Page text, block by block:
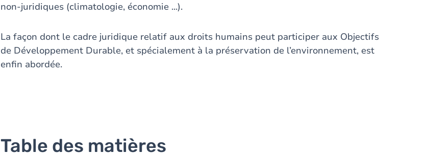
non-juridiques (climatologie, économie ...).
La façon dont le cadre juridique relatif aux droits humains peut participer aux Objectifs
de Développement Durable, et spécialement à la préservation de l’environnement, est
enfin abordée.
Table des matières